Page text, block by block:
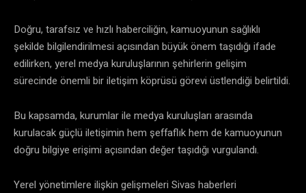
Doğru, tarafsız ve hızlı haberciliğin, kamuoyunun sağlıklı
şekilde bilgilendirilmesi açısından büyük önem taşıdığı ifade
edilirken, yerel medya kuruluşlarının şehirlerin gelişim
sürecinde önemli bir iletişim köprüsü görevi üstlendiği belirtildi.
Bu kapsamda, kurumlar ile medya kuruluşları arasında
kurulacak güçlü iletişimin hem şeffaflık hem de kamuoyunun
doğru bilgiye erişimi açısından değer taşıdığı vurgulandı.
Yerel yönetimlere ilişkin gelişmeleri Sivas haberleri